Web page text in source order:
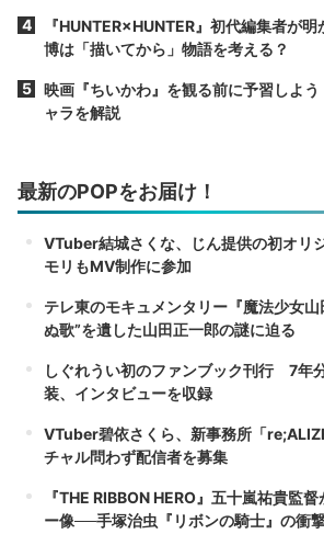
『HUNTER×HUNTER』初代編集者が
博は「描いてから」物語を考える？
映画『ちいかわ』を観る前に予習しよ
ャラを解説
最新のPOPをお届け！
VTuber結城さくな、じん提供の初オリ
モリもMV制作に参加
テレ東のモキュメンタリー『魔法少女
ぬ歌”を遺した山田正一郎の謎に迫る
しぐれうい初のファンブック刊行 7年
装、インタビューを収録
VTuber碧依さくら、新事務所「
チャル問わず配信者を募集
『THE RIBBON HERO』五十嵐祐貴監
ー像──手塚治虫『リボンの騎士』の衝